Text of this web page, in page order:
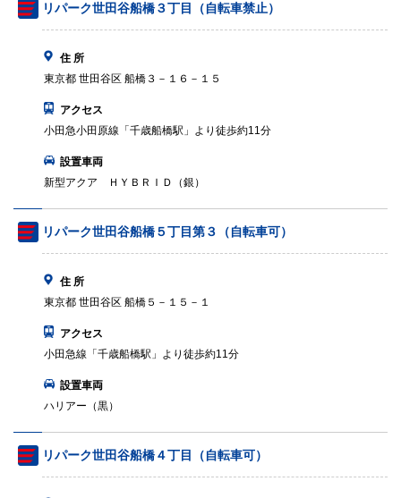
リパーク世田谷船橋３丁目（自転車禁止）
住 所
東京都 世田谷区 船橋３－１６－１５
アクセス
小田急小田原線「千歳船橋駅」より徒歩約11分
設置車両
新型アクア ＨＹＢＲＩＤ（銀）
リパーク世田谷船橋５丁目第３（自転車可）
住 所
東京都 世田谷区 船橋５－１５－１
アクセス
小田急線「千歳船橋駅」より徒歩約11分
設置車両
ハリアー（黒）
リパーク世田谷船橋４丁目（自転車可）